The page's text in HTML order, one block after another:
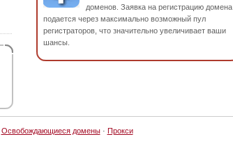
доменов. Заявка на регистрацию домена
подается через максимально возможный пул
регистраторов, что значительно увеличивает ваши
шансы.
Освобождающиеся домены· Прокси